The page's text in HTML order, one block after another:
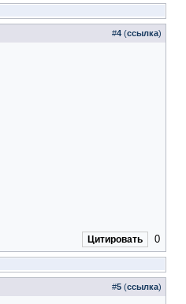
#4 (ссылка)
Цитировать 0
#5 (ссылка)